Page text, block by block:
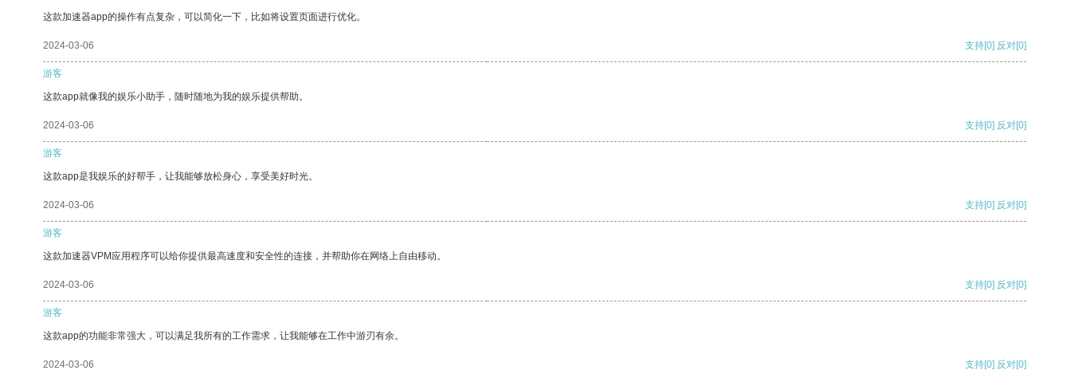
这款加速器app的操作有点复杂，可以简化一下，比如将设置页面进行优化。
2024-03-06 支持[0] 反对[0]
游客
这款app就像我的娱乐小助手，随时随地为我的娱乐提供帮助。
2024-03-06 支持[0] 反对[0]
游客
这款app是我娱乐的好帮手，让我能够放松身心，享受美好时光。
2024-03-06 支持[0] 反对[0]
游客
这款加速器VPM应用程序可以给你提供最高速度和安全性的连接，并帮助你在网络上自由移动。
2024-03-06 支持[0] 反对[0]
游客
这款app的功能非常强大，可以满足我所有的工作需求，让我能够在工作中游刃有余。
2024-03-06 支持[0] 反对[0]